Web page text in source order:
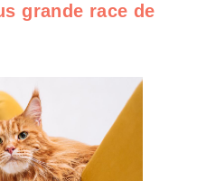
grande race de